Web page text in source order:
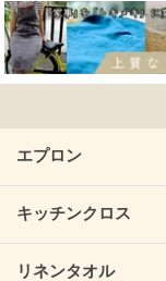
エプロン
キッチンクロス
リネンタオル